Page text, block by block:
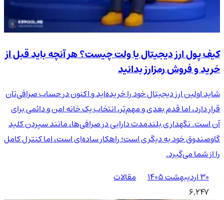
کیف پول ارز دیجیتال یا ولت چیست؟ هر آنچه باید قبل از
خرید و فروش رمزارز بدانید
شاید اولین ارز دیجیتال خود را خریده‌اید و اکنون در حساب صرافی‌تان
قرار دارد، اما قدم بعدی و مهم‌تر، انتخاب یک خانه امن و دائمی برای
آن است. نگهداری بلندمدت دارایی در صرافی‌ها، مانند سپردن کلید
گاوصندوق خود به دیگری است؛ راهکار ساده‌ای است، اما کنترل کامل
را از شما می‌گیرد.
۳۰ اردیبهشت ۱۴۰۵
مقالات
6,247